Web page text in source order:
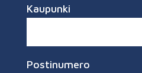
Kaupunki
Postinumero